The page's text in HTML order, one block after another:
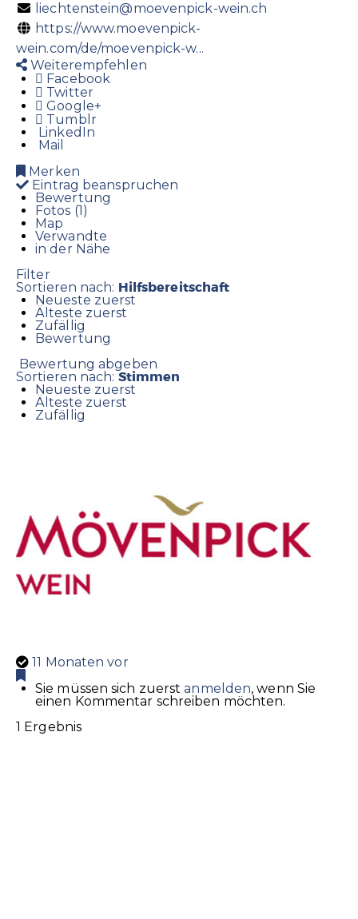
liechtenstein@moevenpick-wein.ch
https://www.moevenpick-
wein.com/de/moevenpick-w...
Weiterempfehlen
Facebook
Twitter
Google+
Tumblr
LinkedIn
Mail
Merken
Eintrag beanspruchen
Bewertung
Fotos (1)
Map
Verwandte
in der Nähe
Filter
Sortieren nach: Hilfsbereitschaft
Neueste zuerst
Älteste zuerst
Zufällig
Bewertung
Bewertung abgeben
Sortieren nach: Stimmen
Neueste zuerst
Älteste zuerst
Zufällig
11 Monaten vor
Sie müssen sich zuerstanmelden, wenn Sie
einen Kommentar schreiben möchten.
1 Ergebnis